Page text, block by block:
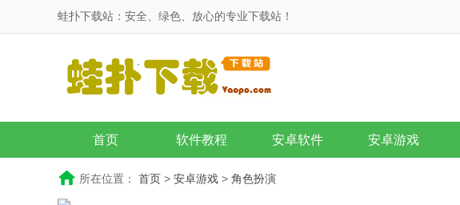
蛙扑下载站：安全、绿色、放心的专业下载站！
首页 软件教程 安卓软件 安卓游戏
所在位置： 首页 > 安卓游戏 > 角色扮演